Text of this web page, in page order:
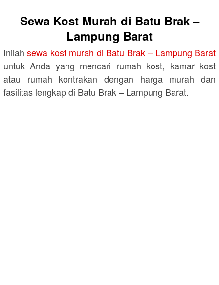
Sewa Kost Murah di Batu Brak –
Lampung Barat
Inilahsewa kost murah di Batu Brak – Lampung Barat
untuk Anda yang mencari rumah kost, kamar kost
atau rumah kontrakan dengan harga murah dan
fasilitas lengkap di Batu Brak – Lampung Barat.